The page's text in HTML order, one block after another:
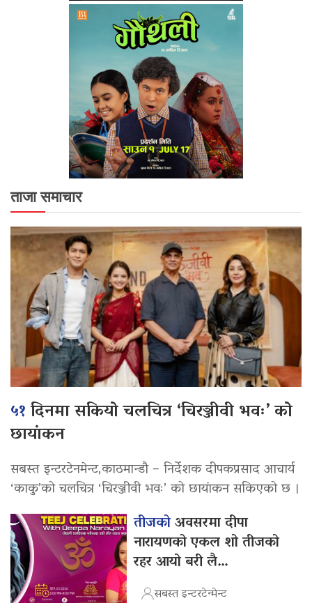
ताजा समाचार
५१दिनमा सकियो चलचित्र ‘चिरञ्जीवी भवः’ को
छायांकन
सबस्त इन्टरटेनमेन्ट,काठमान्डौ – निर्देशक दीपकप्रसाद आचार्य
‘काकु’को चलचित्र ‘चिरञ्जीवी भवः’ को छायांकन सकिएको छ ।
तीजकोअवसरमा दीपा
नारायणको एकल शो तीजको
रहर आयो बरी लै…
सबस्त इन्टरटेन्मेन्ट